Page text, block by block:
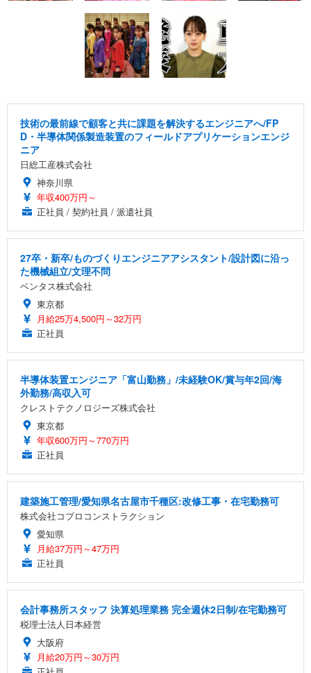
技術の最前線で顧客と共に課題を解決するエンジニアへ/FP
D・半導体関係製造装置のフィールドアプリケーションエンジ
ニア
日総工産株式会社
神奈川県
年収400万円～
正社員 / 契約社員 / 派遣社員
27卒・新卒/ものづくりエンジニアアシスタント/設計図に沿っ
た機械組立/文理不問
ベンタス株式会社
東京都
月給25万4,500円～32万円
正社員
半導体装置エンジニア「富山勤務」/未経験OK/賞与年2回/海
外勤務/高収入可
クレストテクノロジーズ株式会社
東京都
年収600万円～770万円
正社員
建築施工管理/愛知県名古屋市千種区:改修工事・在宅勤務可
株式会社コプロコンストラクション
愛知県
月給37万円～47万円
正社員
会計事務所スタッフ 決算処理業務 完全週休2日制/在宅勤務可
税理士法人日本経営
大阪府
月給20万円～30万円